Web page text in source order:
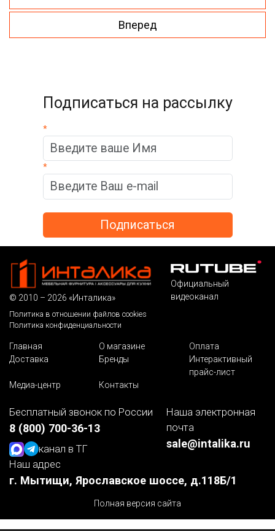
Вперед
Подписаться на рассылку
*
*
© 2010 – 2026 «Инталика»
Политика в отношении файлов cookies
Политика конфиденциальности
Официальный
видеоканал
Главная О магазине
Оплата
Доставка
Бренды
Интерактивный
прайс-лист
Медиа-центр
Контакты
Бесплатный звонок по России
8 (800) 700-36-13
канал в ТГ
Наша электронная
почта
sale@intalika.ru
Наш адрес
г. Мытищи, Ярославское шоссе, д.118Б/1
Полная версия сайта